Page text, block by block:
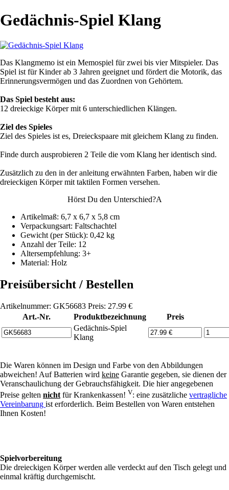
Gedächnis-Spiel Klang
Das Klangmemo ist ein Memospiel für zwei bis vier Mitspieler. Das
Spiel ist für Kinder ab 3 Jahren geeignet und fördert die Motorik, das
Erinnerungsvermögen und das Zuordnen von Gehörtem.
Das Spiel besteht aus:
12 dreieckige Körper mit 6 unterschiedlichen Klängen.
Ziel des Spieles
Ziel des Spieles ist es, Dreieckspaare mit gleichem Klang zu finden.
Finde durch ausprobieren 2 Teile die vom Klang her identisch sind.
Zusätzlich zu den in der anleitung erwähnten Farben, haben wir die
dreieckigen Körper mit taktilen Formen versehen.
Hörst Du den Unterschied?A
Artikelmaß: 6,7 x 6,7 x 5,8 cm
Verpackungsart: Faltschachtel
Gewicht (per Stück): 0,42 kg
Anzahl der Teile: 12
Altersempfehlung: 3+
Material: Holz
Preisübersicht / Bestellen
Artikelnummer: GK56683 Preis: 27.99 €
Art.-Nr.
Produktbezeichnung
Preis
Gedächnis-Spiel
Klang
Die Waren können im Design und Farbe von den Abbildungen
abweichen! Auf Batterien wird keine Garantie gegeben, sie dienen der
Veranschaulichung der Gebrauchsfähigkeit. Die hier angegebenen
Preise gelten nicht für Krankenkassen! V: eine zusätzliche vertragliche
Vereinbarung ist erforderlich. Beim Bestellen von Waren entstehen
Ihnen Kosten!
Spielvorbereitung
Die dreieckigen Körper werden alle verdeckt auf den Tisch gelegt und
einmal kräftig durchgemischt.